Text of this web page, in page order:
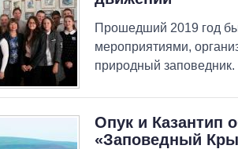
Прошедший 2019 год
мероприятиями,
природный заповедник.
Опук и Казантип
«Заповедный